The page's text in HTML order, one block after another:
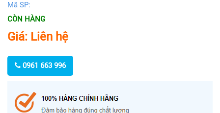
Mã SP:
CÒN HÀNG
Giá: Liên hệ
0961 663 996